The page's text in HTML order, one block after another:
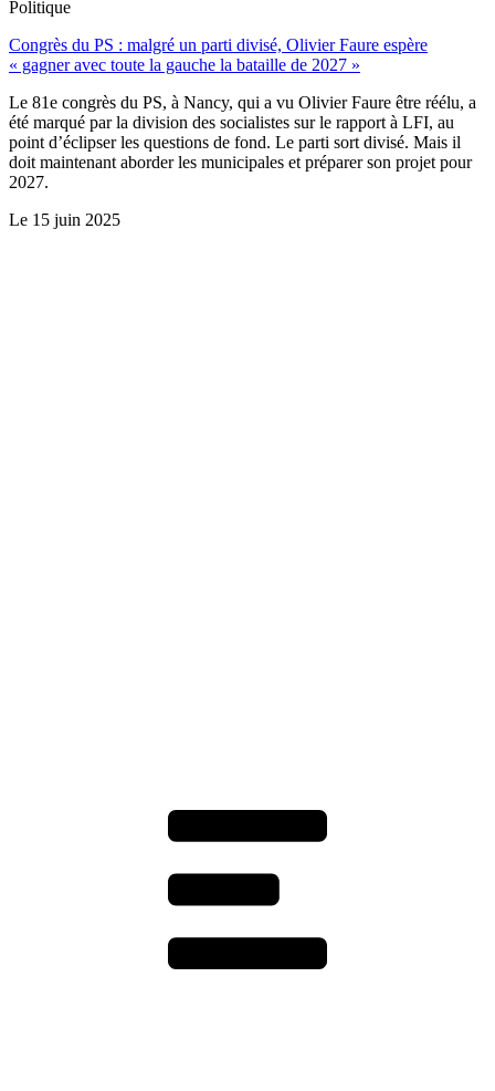
Politique
Congrès du PS : malgré un parti divisé, Olivier Faure espère
« gagner avec toute la gauche la bataille de 2027 »
Le 81e congrès du PS, à Nancy, qui a vu Olivier Faure être réélu, a
été marqué par la division des socialistes sur le rapport à LFI, au
point d’éclipser les questions de fond. Le parti sort divisé. Mais il
doit maintenant aborder les municipales et préparer son projet pour
2027.
Le 15 juin 2025